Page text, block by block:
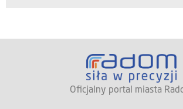
Oficjalny portal miasta